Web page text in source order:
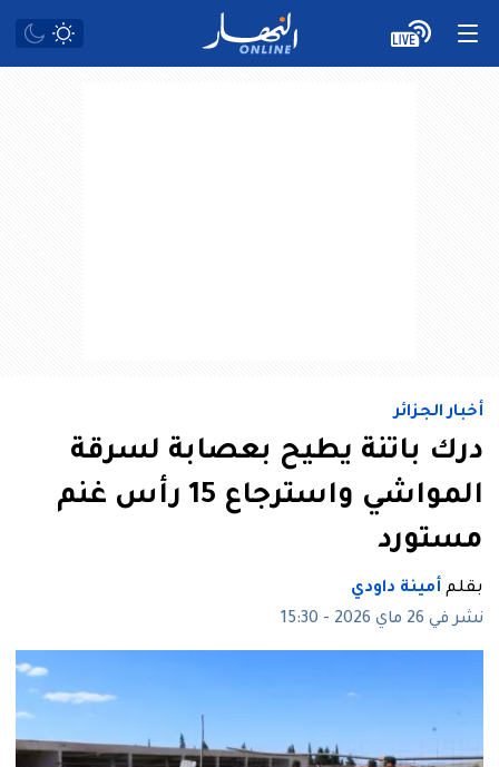
أخبار الجزائر
درك باتنة يطيح بعصابة لسرقة
المواشي واسترجاع 15 رأس غنم
مستورد
بقلم أمينة داودي
نشر في 26 ماي 2026 - 15:30